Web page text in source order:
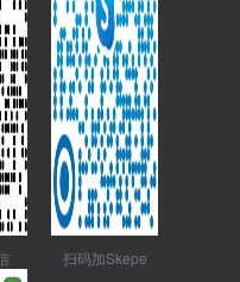
扫码加Skepe